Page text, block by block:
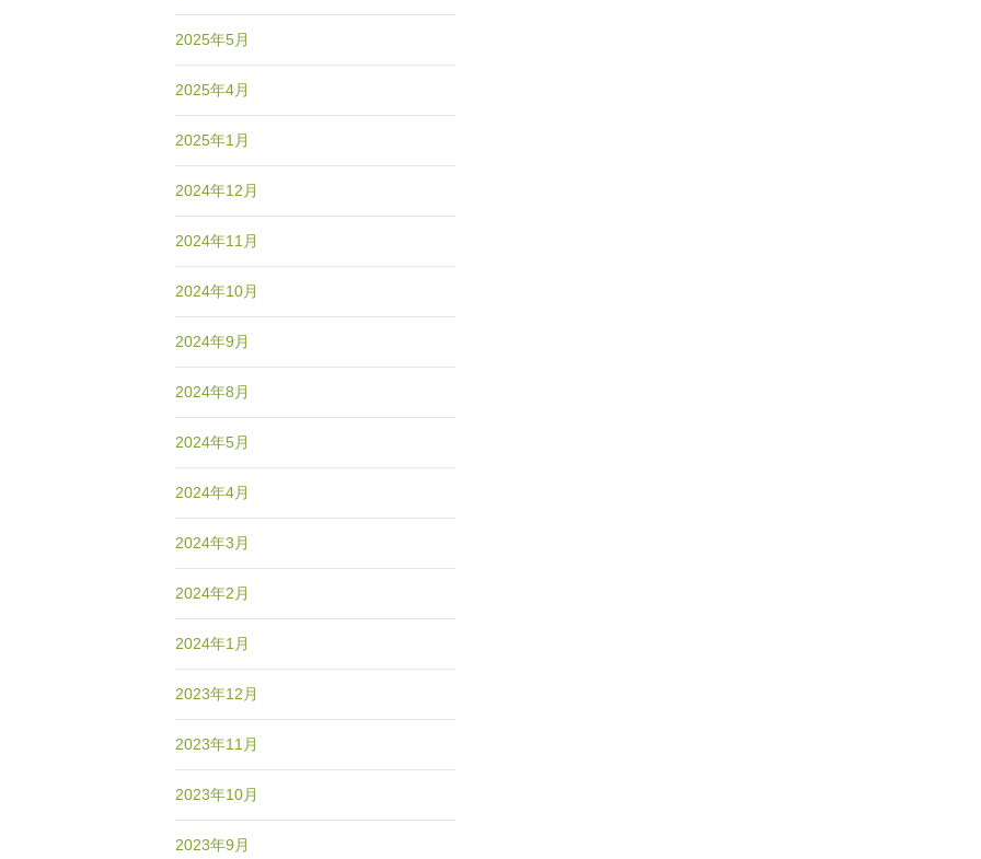
2025年5月
2025年4月
2025年1月
2024年12月
2024年11月
2024年10月
2024年9月
2024年8月
2024年5月
2024年4月
2024年3月
2024年2月
2024年1月
2023年12月
2023年11月
2023年10月
2023年9月